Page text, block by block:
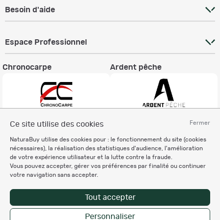
Fermer
Ce site utilise des cookies
NaturaBuy utilise des cookies pour : le fonctionnement du site (cookies
nécessaires), la réalisation des statistiques d'audience, l'amélioration
de votre expérience utilisateur et la lutte contre la fraude.
Vous pouvez accepter, gérer vos préférences par finalité ou continuer
votre navigation sans accepter.
Tout accepter
Personnaliser
Besoin d'aide
Espace Professionnel
Chronocarpe Ardent pêche
Charte éthique
Mentions légales
Règlement & Conditions d'utilisation
Politique de protection
des données personnelles
Personnalisation des cookies